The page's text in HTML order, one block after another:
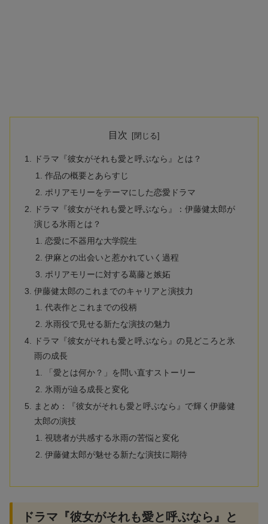
目次
ドラマ『彼女がそれも愛と呼ぶなら』とは？
作品の概要とあらすじ
ポリアモリーをテーマにした恋愛ドラマ
ドラマ『彼女がそれも愛と呼ぶなら』：伊藤健太郎が
演じる氷雨とは？
恋愛に不器用な大学院生
伊麻との出会いと惹かれていく過程
ポリアモリーに対する葛藤と嫉妬
伊藤健太郎のこれまでのキャリアと演技力
代表作とこれまでの役柄
氷雨役で見せる新たな演技の魅力
ドラマ『彼女がそれも愛と呼ぶなら』の見どころと氷
雨の成長
「愛とは何か？」を問い直すストーリー
氷雨が辿る成長と変化
まとめ：『彼女がそれも愛と呼ぶなら』で輝く伊藤健
太郎の演技
視聴者が共感する氷雨の苦悩と変化
伊藤健太郎が魅せる新たな演技に期待
ドラマ『彼女がそれも愛と呼ぶなら』と